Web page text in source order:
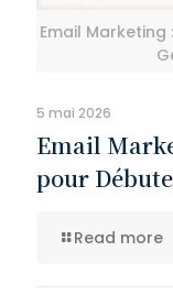
Email
5 mai 2026
Email
pour
Read more